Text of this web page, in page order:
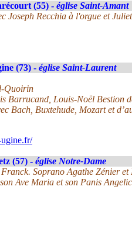
(55) - église Saint-Amant
Joseph Recchia à l'orgue et
(73) - église Saint-Laurent
Quoirin
Barrucand, Louis-Noël Bestion
Bach, Buxtehude, Mozart et
(57) - église Notre-Dame
Soprano Agathe Zénier
Ave Maria et son Panis